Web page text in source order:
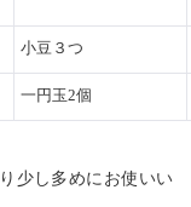
小豆３つ
一円玉2個
少し多めにお使いい